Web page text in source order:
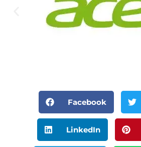
Facebook
LinkedIn